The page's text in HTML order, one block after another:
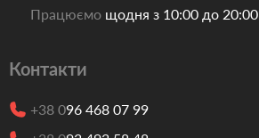
Працюємо щодня з 10:00 до 20:00
Контакти
+38 096 468 07 99